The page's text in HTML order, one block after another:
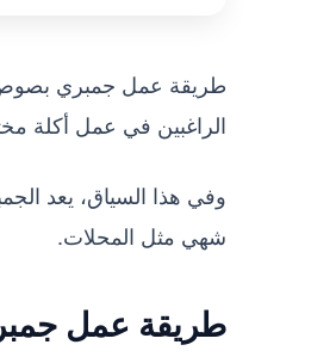
طريقة عمل جمبري بصوص
الراغبين في عمل أكلة
وفي هذا السياق، يعد
شهي مثل المحلات.
طريقة عمل